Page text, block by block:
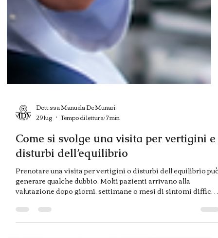
Dott.ssa Manuela De Munari
29 lug
Tempo di lettura: 7 min
Come si svolge una visita per vertigini e
disturbi dell’equilibrio
Prenotare una visita per vertigini o disturbi dell’equilibrio
generare qualche dubbio. Molti pazienti arrivano alla